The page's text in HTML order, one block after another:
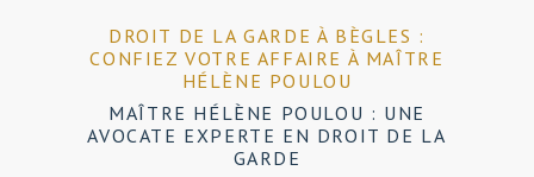
DROIT DE LA GARDE À BÈGLES :
CONFIEZ VOTRE AFFAIRE À MAÎTRE
HÉLÈNE POULOU
MAÎTRE HÉLÈNE POULOU : UNE
AVOCATE EXPERTE EN DROIT DE LA
GARDE